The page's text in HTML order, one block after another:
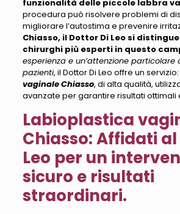
funzionalità delle piccole labbra
procedura può risolvere problemi di
migliorare l’autostima e prevenire
Chiasso, il Dottor Di Leo si
chirurghi più esperti in questo
esperienza e un’attenzione particolare
pazienti, il Dottor Di Leo offre un servizio:
vaginale Chiasso, di alta qualità,
avanzate per garantire risultati ottimali
Labioplastica
Chiasso: Affidati al
Leo per un
sicuro e risultati
straordinari.